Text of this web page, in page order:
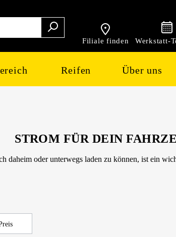
Filiale finden
Reifen Über uns
STROM FÜR DEIN
daheim oder unterwegs laden zu können, ist ein